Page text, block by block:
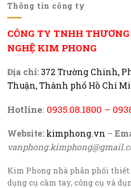
Thông tin công ty
CÔNG TY TNHH
NGHỆ KIM PHONG
Địa chỉ: 372 Trường Chinh,
Thuận, Thành phố Hồ Chí
Hotline: 0935.08.1800 –
Website: kimphong.vn –
Kim Phong nhà phân phối thiết
dụng cụ cầm tay, công cụ và